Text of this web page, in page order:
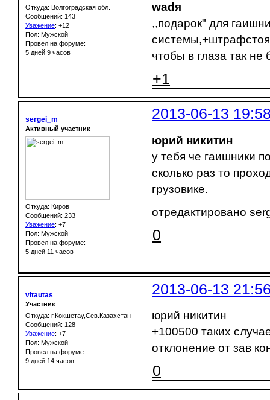
Откуда: Волгоградская обл.
Сообщений: 143
Уважение: +12
Пол: Мужской
Провел на форуме:
5 дней 9 часов
wadя
,,подарок" для
чтобы в глаза так не
+1
2013-06-13
sergei_m
Активный участник
Откуда: Киров
Сообщений: 233
Уважение: +7
Пол: Мужской
Провел на форуме:
5 дней 11 часов
юрий никитин
у тебя че гаишники
сколько раз то
грузовике.
отредактировано
0
2013-06-13
vitautas
Участник
Откуда: г.Кокшетау,Сев.Казахстан
Сообщений: 128
Уважение: +7
Пол: Мужской
Провел на форуме:
9 дней 14 часов
юрий никитин
+100500 таких
отклонение от зав
0